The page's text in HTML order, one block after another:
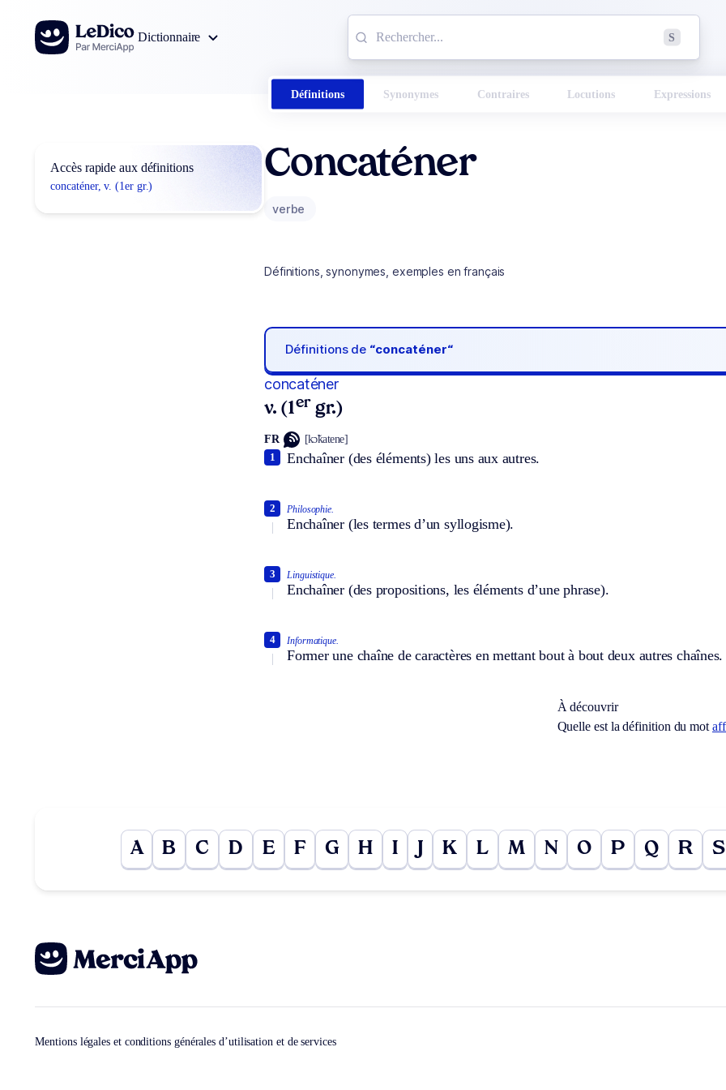
Aller au contenu
Dictionnaire
S
Définitions Synonymes Contraires Locutions Expressions
Accès rapide aux définitions
concaténer, v. (1er gr.)
Concaténer
verbe
Définitions, synonymes, exemples en français
Définitions de “concaténer“
concaténer
v. (1er gr.)
FR [kɔ̃katene]
Enchaîner (des éléments) les uns aux autres.
1
Philosophie.
Enchaîner (les termes d’un syllogisme).
2
Linguistique.
Enchaîner (des propositions, les éléments d’une phrase).
3
Informatique.
Former une chaîne de caractères en mettant bout à bout deux autres chaînes.
4
À découvrir
Quelle est la définition du mot
A B C D E F G H I J K L M N O P Q R S
Mentions légales et conditions générales d’utilisation et de services